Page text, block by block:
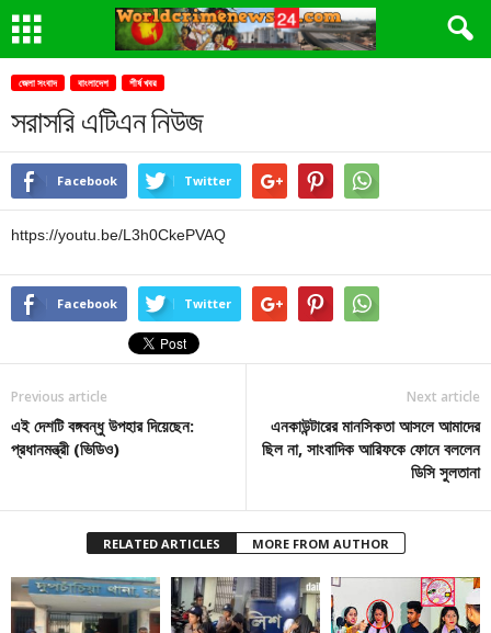
জেলা সংবাদ বাংলাদেশ শীর্ষ খবর
সরাসরি এটিএন নিউজ
Facebook Twitter
https://youtu.be/L3h0CkePVAQ
Facebook Twitter
Previous article
এই দেশটি বঙ্গবন্ধু উপহার দিয়েছেন:
প্রধানমন্ত্রী (ভিডিও)
Next article
এনকাউন্টারের মানসিকতা আসলে আমাদের
ছিল না, সাংবাদিক আরিফকে ফোনে বললেন
ডিসি সুলতানা
RELATED ARTICLES MORE FROM AUTHOR